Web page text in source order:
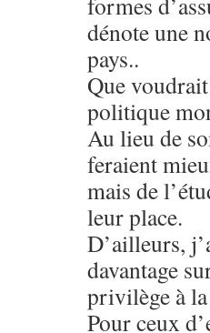
dénote une
pays..
Que
politique
Au lieu de
feraient
mais de
leur place.
D’ailleurs,
davantage
privilège à
Pour ceux